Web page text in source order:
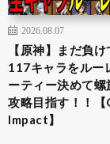
2026.08.07
【原神】まだ負
117キャラをルー
ーティー決めて
攻略目指す！！
Impact】